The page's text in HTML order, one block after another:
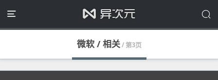
微软 / 相关/ 第3页